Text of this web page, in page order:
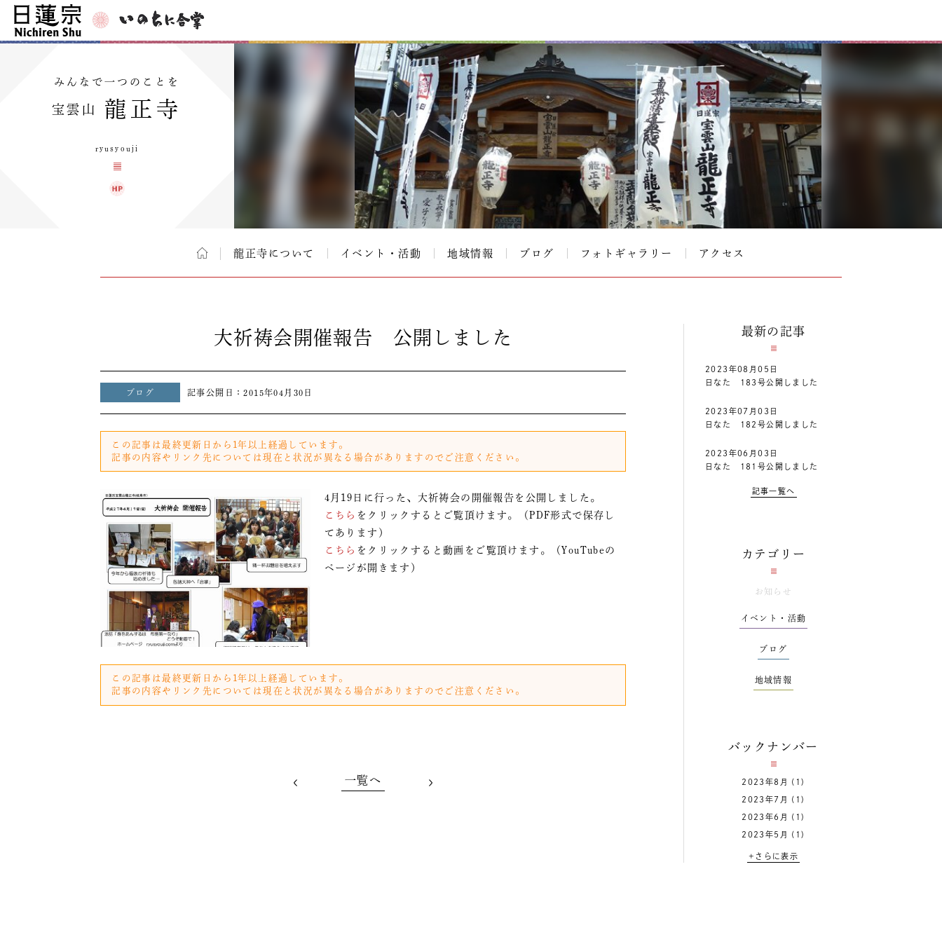
みんなで一つのことを
宝雲山 龍正寺
ryusyouji
龍正寺について イベント・活動 地域情報 ブログ フォトギャラリー アクセス
大祈祷会開催報告 公開しました
ブログ 記事公開日：2015年04月30日
この記事は最終更新日から1年以上経過しています。
記事の内容やリンク先については現在と状況が異なる場合がありますのでご注意ください。
4月19日に行った、大祈祷会の開催報告を公開しました。
こちら をクリックするとご覧頂けます。（PDF形式で保存し
てあります）
こちら をクリックすると動画をご覧頂けます。（YouTubeの
ページが開きます）
この記事は最終更新日から1年以上経過しています。
記事の内容やリンク先については現在と状況が異なる場合がありますのでご注意ください。
一覧へ
最新の記事
2023年08月05日
日なた 183号公開しました
2023年07月03日
日なた 182号公開しました
2023年06月03日
日なた 181号公開しました
記事一覧へ
カテゴリー
お知らせ
イベント・活動
ブログ
地域情報
バックナンバー
2023年8月 (1)
2023年7月 (1)
2023年6月 (1)
2023年5月 (1)
+さらに表示